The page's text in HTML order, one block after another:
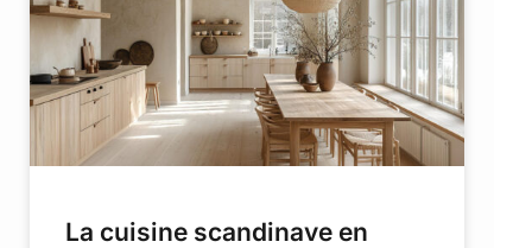
La cuisine scandinave en